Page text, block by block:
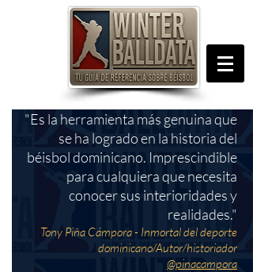
"Es la herramienta más genuina que
se ha logrado en la historia del
béisbol dominicano. Imprescindible
para cualquiera que necesita
conocer sus interioridades y
realidades."
Tony Piña Cámpora - Inmortal del deporte
dominicano/Autor/historiador
@pinacampora